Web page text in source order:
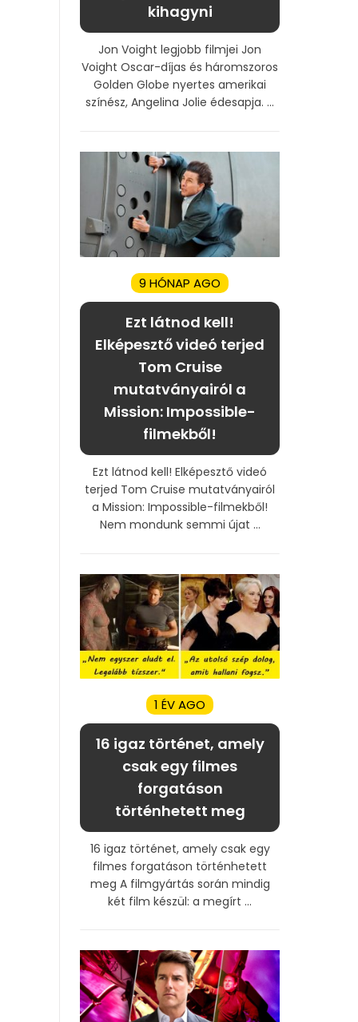
kihagyni
Jon Voight legjobb filmjei Jon
Voight Oscar-díjas és háromszoros
Golden Globe nyertes amerikai
színész, Angelina Jolie édesapja. ...
9 HÓNAP AGO
Ezt látnod kell!
Elképesztő videó terjed
Tom Cruise
mutatványairól a
Mission: Impossible-
filmekből!
Ezt látnod kell! Elképesztő videó
terjed Tom Cruise mutatványairól
a Mission: Impossible-filmekből!
Nem mondunk semmi újat ...
1 ÉV AGO
16 igaz történet, amely
csak egy filmes
forgatáson
történhetett meg
16 igaz történet, amely csak egy
filmes forgatáson történhetett
meg A filmgyártás során mindig
két film készül: a megírt ...